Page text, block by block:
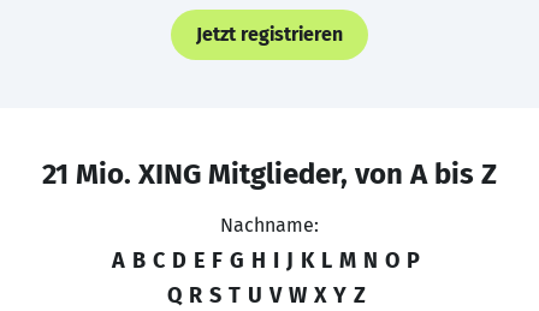
Jetzt registrieren
21 Mio. XING Mitglieder, von A bis Z
Nachname:
A B C D E F G H I J K L M N O P
Q R S T U V W X Y Z